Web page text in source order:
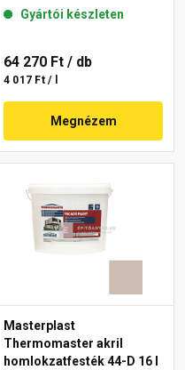
Gyártói készleten
64 270 Ft / db
4 017 Ft / l
Megnézem
Masterplast
Thermomaster akril
homlokzatfesték 44-D 16 l